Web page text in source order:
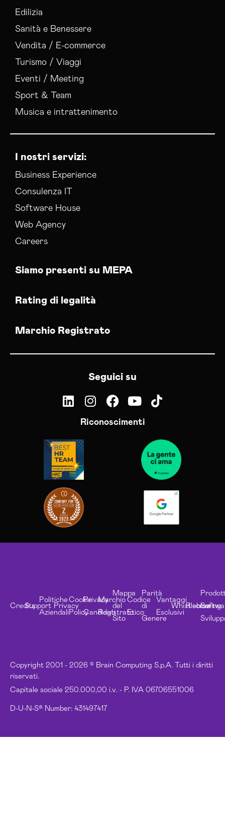
Edilizia
Sanità e Benessere
Vendita / E-commerce
Turismo / Viaggi
Eventi / Meeting
Sport & Team
Musica e intrattenimento
I nostri servizi:
Business Experience
Consulenza IT
Software House
Web Agency
Careers
Siamo presenti su MEPA
Rating di legalità
Marchio Registrato
Seguici su
Riconoscimenti
Copyright 2001 - 2026 © Brain Computing S.p.A. Tutti i diritti
riservati.
Capitale sociale 250.000,00 i.v. - P. IVA 06706551006
D-U-N-S® Number: 431497417
CreditsSupport
Politiche
Aziendali
Privacy
Cookie
Policy
Privacy
Candidati
Marchio
Registrato
Mappa
del
Sito
Codice
Etico
Parità
di
Genere
Vantaggi
Esclusivi
Whistleblowing
Risorse